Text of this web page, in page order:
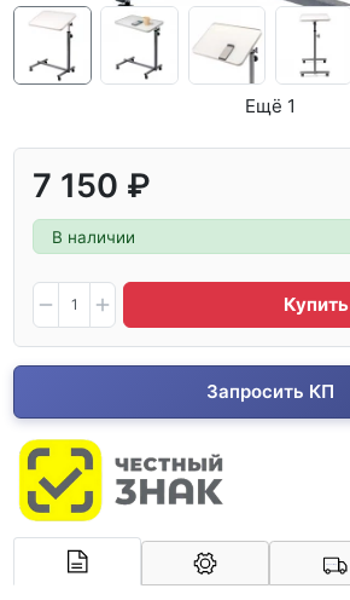
Ещё 1
7 150 ₽
В наличии
Купить
Запросить КП